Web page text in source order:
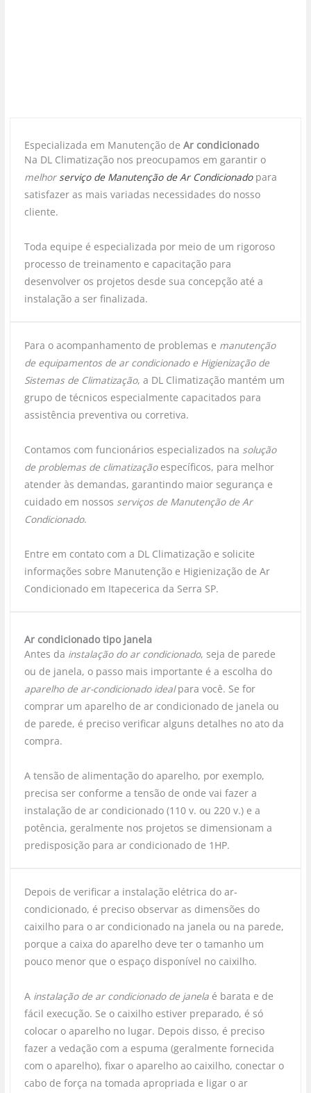
Especializada em Manutenção de Ar condicionado
Na DL Climatização nos preocupamos em garantir o
melhor serviço de Manutenção de Ar Condicionadopara
satisfazer as mais variadas necessidades do nosso
cliente.
Toda equipe é especializada por meio de um rigoroso
processo de treinamento e capacitação para
desenvolver os projetos desde sua concepção até a
instalação a ser finalizada.
Para o acompanhamento de problemas e manutenção
de equipamentos de ar condicionado e Higienização de
Sistemas de Climatização, a DL Climatização mantém um
grupo de técnicos especialmente capacitados para
assistência preventiva ou corretiva.
Contamos com funcionários especializados na solução
de problemas de climatizaçãoespecíficos, para melhor
atender às demandas, garantindo maior segurança e
cuidado em nossos serviços de Manutenção de Ar
Condicionado.
Entre em contato com a DL Climatização e solicite
informações sobre Manutenção e Higienização de Ar
Condicionado em Itapecerica da Serra SP.
Ar condicionado tipo janela
Antes da instalação do ar condicionado, seja de parede
ou de janela, o passo mais importante é a escolha do
aparelho de ar-condicionado idealpara você. Se for
comprar um aparelho de ar condicionado de janela ou
de parede, é preciso verificar alguns detalhes no ato da
compra.
A tensão de alimentação do aparelho, por exemplo,
precisa ser conforme a tensão de onde vai fazer a
instalação de ar condicionado (110 v. ou 220 v.) e a
potência, geralmente nos projetos se dimensionam a
predisposição para ar condicionado de 1HP.
Depois de verificar a instalação elétrica do ar-
condicionado, é preciso observar as dimensões do
caixilho para o ar condicionado na janela ou na parede,
porque a caixa do aparelho deve ter o tamanho um
pouco menor que o espaço disponível no caixilho.
A instalação de ar condicionado de janelaé barata e de
fácil execução. Se o caixilho estiver preparado, é só
colocar o aparelho no lugar. Depois disso, é preciso
fazer a vedação com a espuma (geralmente fornecida
com o aparelho), fixar o aparelho ao caixilho, conectar o
cabo de força na tomada apropriada e ligar o ar